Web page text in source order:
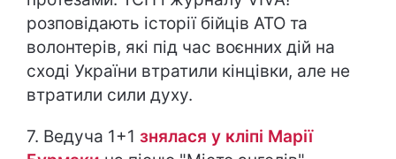
розповідають історії бійців АТО та
волонтерів, які під час воєнних дій на
сході України втратили кінцівки, але не
втратили сили духу.
7. Ведуча 1+1 знялася у кліпі Марії